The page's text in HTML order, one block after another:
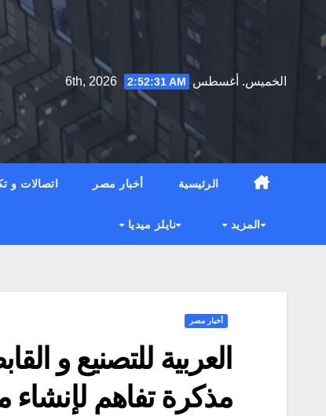
to
الخميس. أغسطس 6th, 2026
2:52:32 AM
الرئيسية أخبار مصر اتصالات و
المزيد نايلز ميديا
أخبار مصر
العربية للتصنيع و
مذكرة تفاهم لإنشاء